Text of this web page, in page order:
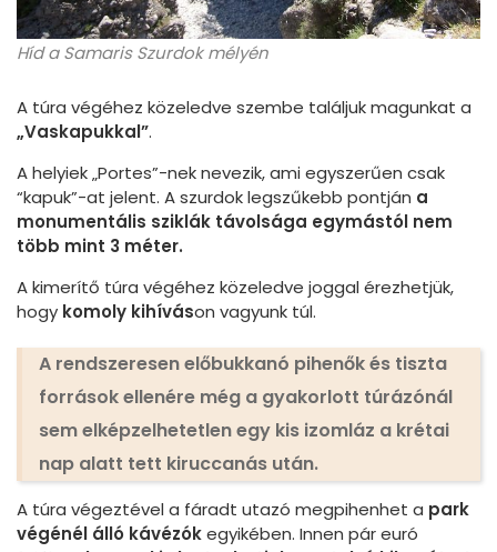
Híd a Samaris Szurdok mélyén
A túra végéhez közeledve szembe találjuk magunkat a
„Vaskapukkal”.
A helyiek „Portes”-nek nevezik, ami egyszerűen csak
“kapuk”-at jelent. A szurdok legszűkebb pontján a
monumentális sziklák távolsága egymástól nem
több mint 3 méter.
A kimerítő túra végéhez közeledve joggal érezhetjük,
hogy komoly kihíváson vagyunk túl.
A rendszeresen előbukkanó pihenők és tiszta
források ellenére még a gyakorlott túrázónál
sem elképzelhetetlen egy kis izomláz a krétai
nap alatt tett kiruccanás után.
A túra végeztével a fáradt utazó megpihenhet a park
végénél álló kávézókegyikében. Innen pár euró